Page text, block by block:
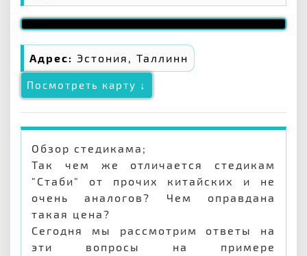
Адрес: Эстония, Таллинн
Посмотреть карту ↓
Обзор стедикама;
Так чем же отличается стедикам
"Стаби" от прочих китайских и не
очень аналогов? Чем оправдана
такая цена?
Сегодня мы рассмотрим ответы на
эти вопросы на примере